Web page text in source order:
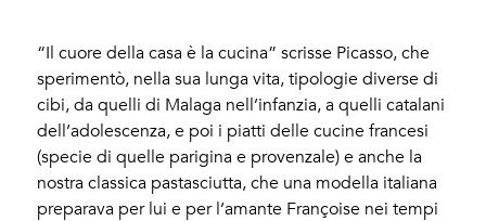
“Il cuore della casa è la cucina” scrisse Picasso, che
sperimentò, nella sua lunga vita, tipologie diverse di
cibi, da quelli di Malaga nell’infanzia, a quelli catalani
dell’adolescenza, e poi i piatti delle cucine francesi
(specie di quelle parigina e provenzale) e anche la
nostra classica pastasciutta, che una modella italiana
preparava per lui e per l’amante Françoise nei tempi